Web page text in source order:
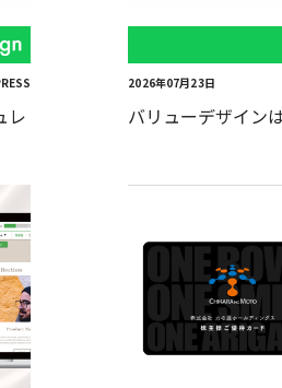
レ
2026年07月23日
バリューデザイン